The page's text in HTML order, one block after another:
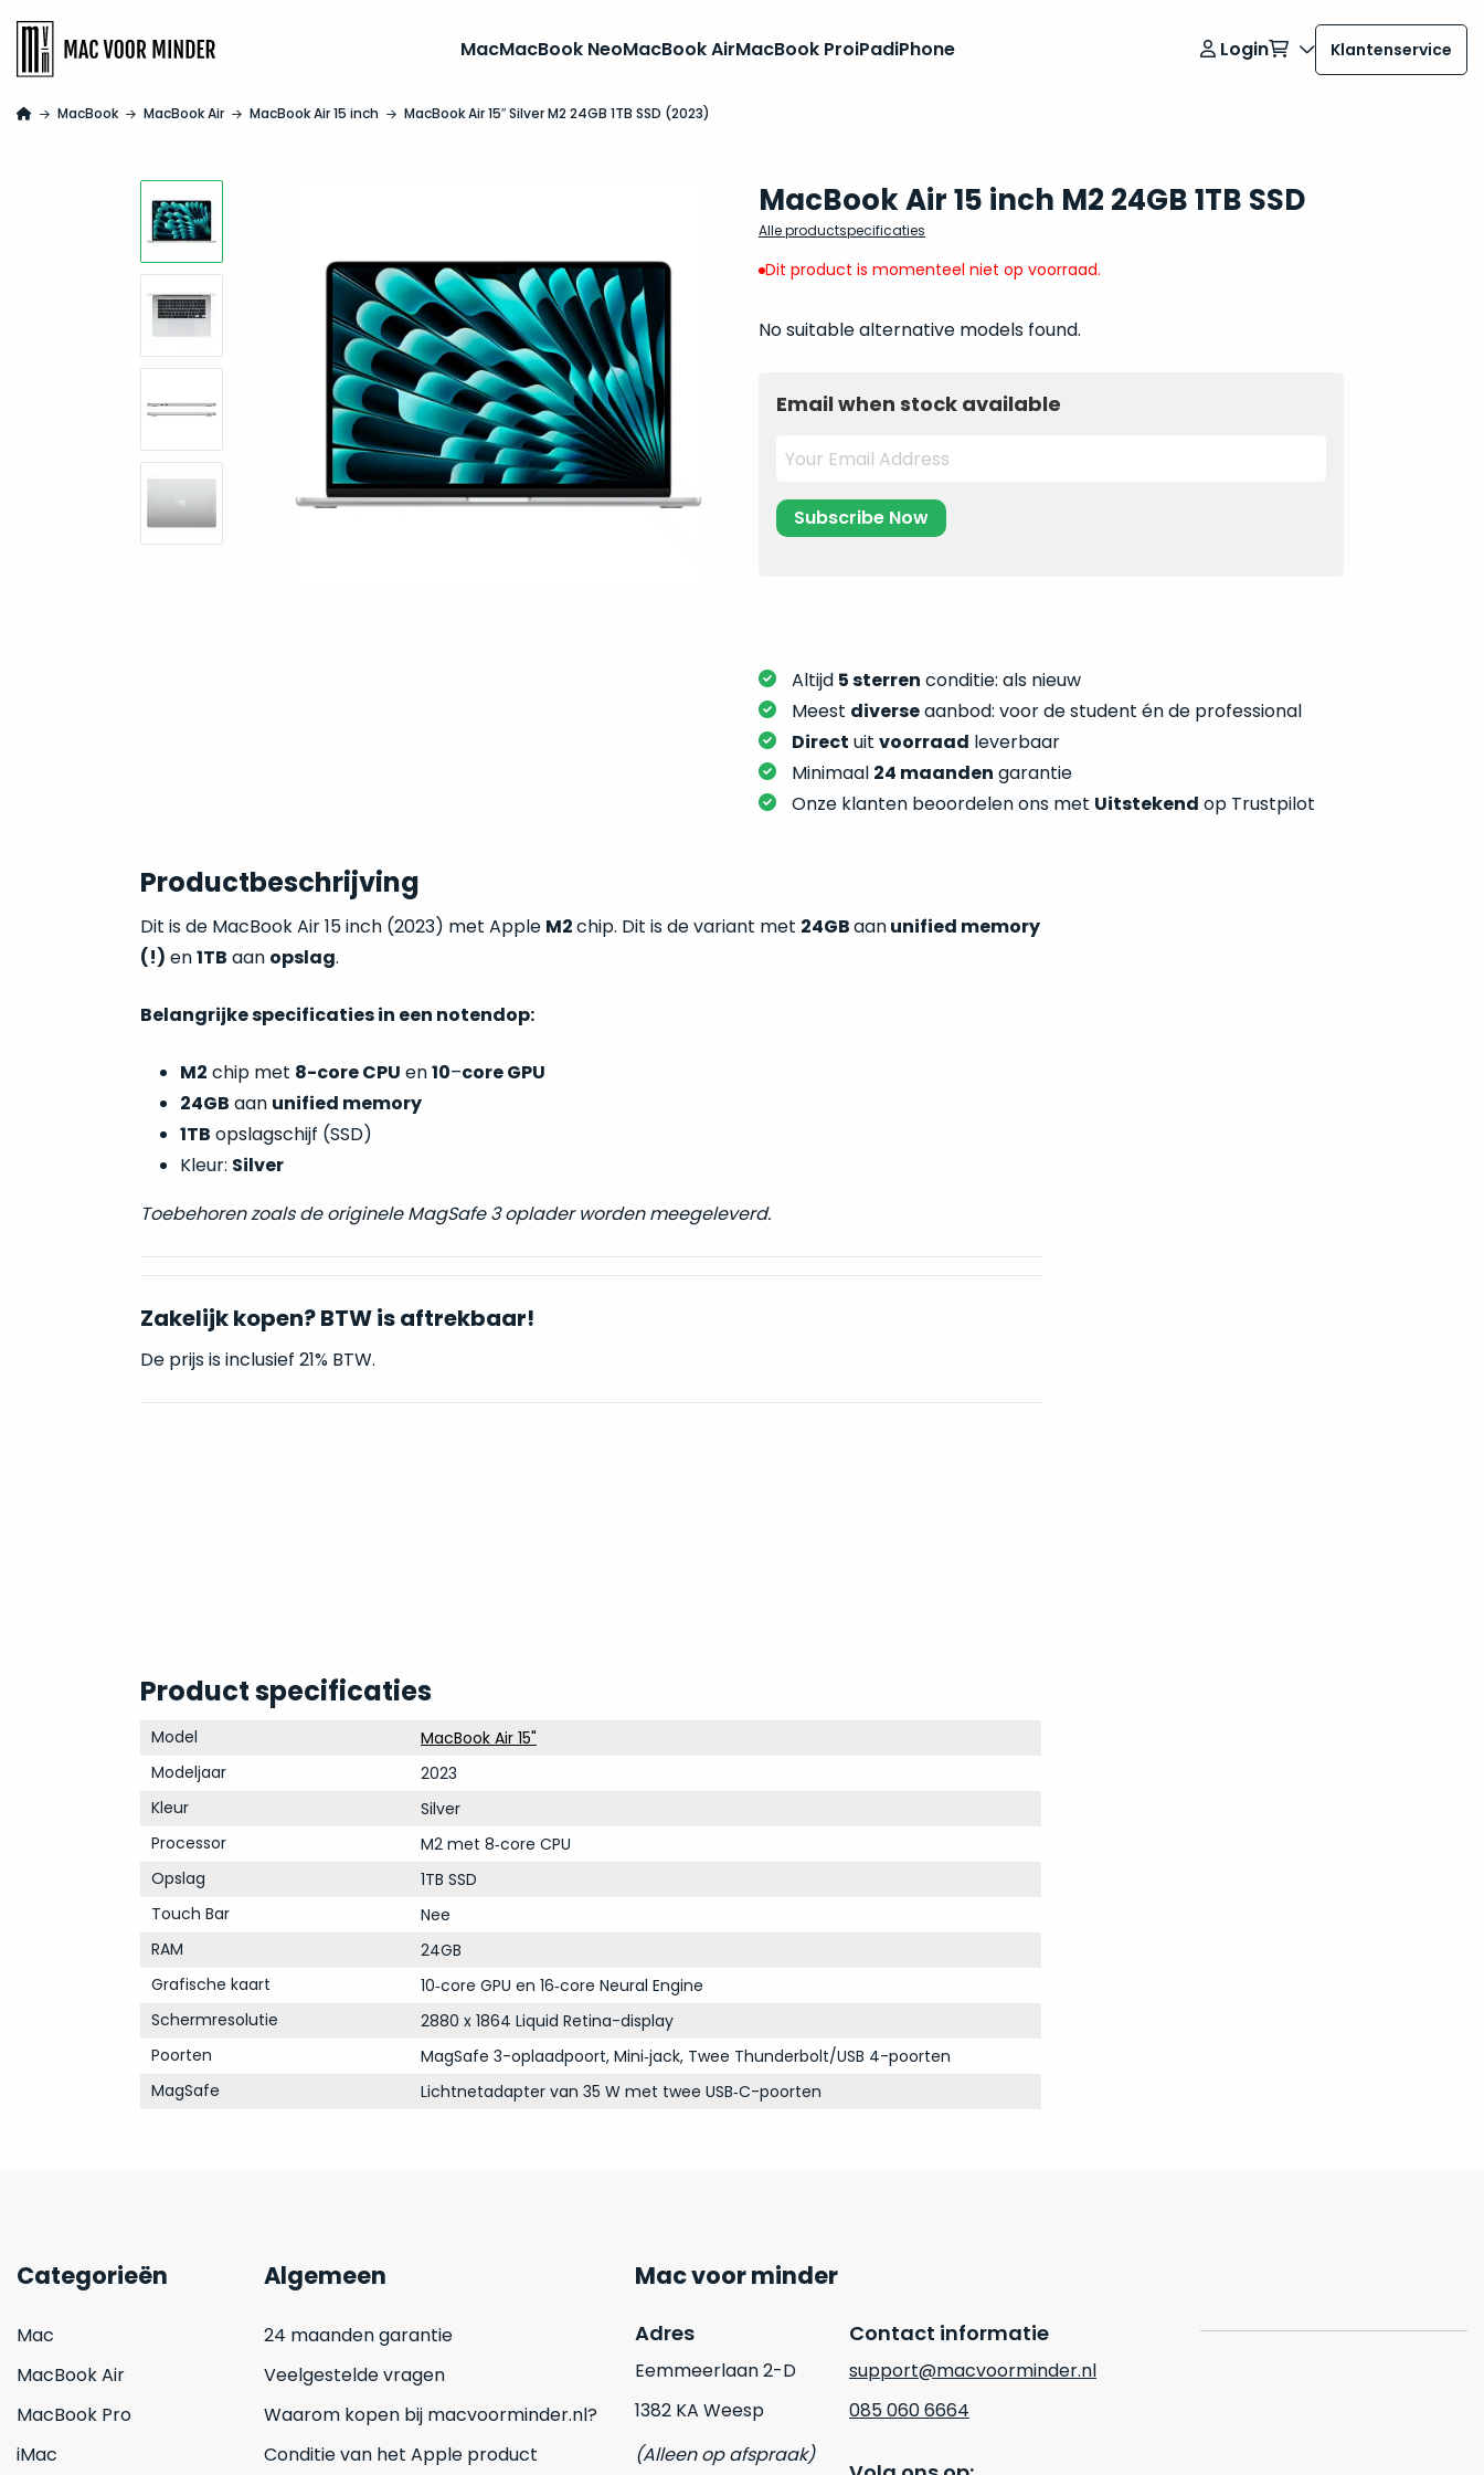
MacMacBook NeoMacBook AirMacBook ProiPadiPhone Login Klantenservice
MacBook MacBook Air MacBook Air 15 inch MacBook Air 15″ Silver M2 24GB 1TB SSD (2023)
MacBook Air 15 inch M2 24GB 1TB SSD
Alle productspecificaties
Dit product is momenteel niet op voorraad.
No suitable alternative models found.
Email when stock available
Altijd 5 sterren conditie: als nieuw
Meest diverseaanbod: voor de student én de professional
Direct uit voorraad leverbaar
Minimaal 24 maanden garantie
Onze klanten beoordelen ons met Uitstekend op Trustpilot
Productbeschrijving
Dit is de MacBook Air 15 inch (2023) met Apple M2chip. Dit is de variant met 24GBaanunified memory
(!) en1TB aan opslag.
Belangrijke specificaties in een notendop:
M2 chip met 8-core CPU en10–core GPU
24GB aan unified memory
1TB opslagschijf (SSD)
Kleur: Silver
Toebehoren zoals de originele MagSafe 3 oplader worden meegeleverd.
Zakelijk kopen? BTW is aftrekbaar!
De prijs is inclusief 21% BTW.
Product specificaties
Model
MacBook Air 15"
Modeljaar
2023
Kleur
Silver
Processor
M2 met 8‑core CPU
Opslag
1TB SSD
Touch Bar
Nee
RAM
24GB
Grafische kaart
10‑core GPU en 16‑core Neural Engine
Schermresolutie
2880 x 1864 Liquid Retina-display
Poorten
MagSafe 3-oplaadpoort, Mini‑jack, Twee Thunderbolt/USB 4-poorten
MagSafe
Lichtnetadapter van 35 W met twee USB‑C-poorten
Categorieën
Mac
MacBook Air
MacBook Pro
iMac
Algemeen
24 maanden garantie
Veelgestelde vragen
Waarom kopen bij macvoorminder.nl?
Conditie van het Apple product
Mac voor minder
Adres
Eemmeerlaan 2-D
1382 KA Weesp
(Alleen op afspraak)
Contact informatie
support@macvoorminder.nl
085 060 6664